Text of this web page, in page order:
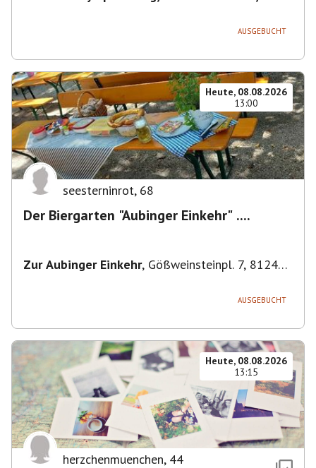
AUSGEBUCHT
Heute, 08.08.2026
13:00
seesterninrot, 68
Der Biergarten "Aubinger Einkehr" ....
Zur Aubinger Einkehr, Gößweinsteinpl. 7, 81249
AUSGEBUCHT
Heute, 08.08.2026
13:15
herzchenmuenchen, 44